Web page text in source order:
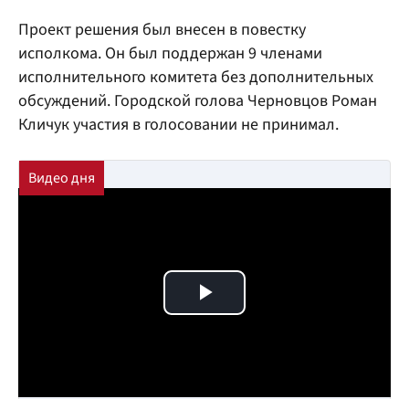
Проект решения был внесен в повестку
исполкома. Он был поддержан 9 членами
исполнительного комитета без дополнительных
обсуждений. Городской голова Черновцов Роман
Кличук участия в голосовании не принимал.
Play Video